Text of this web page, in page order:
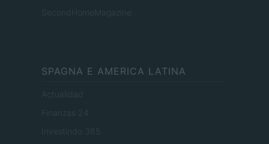
SecondHomeMagazine
SPAGNA E AMERICA LATINA
Actualidad
Finanzas 24
Investindo 365